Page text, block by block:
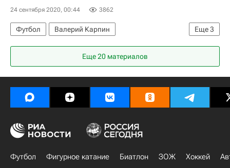
24 сентября 2020, 00:44 3862
Еще3
Футбол
Валерий Карпин
Лига Европы УЕФА 2026-2027
Ростов
Еще 20 материалов
Футбол Фигурное катание Биатлон ЗОЖ Хоккей